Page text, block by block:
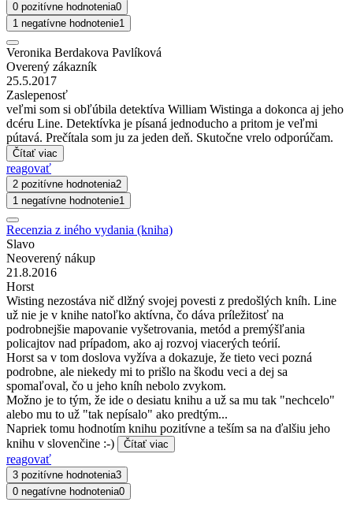
0 pozitívne hodnotenia0
1 negatívne hodnotenie1
Veronika Berdakova Pavlíková
Overený zákazník
25.5.2017
Zaslepenosť
veľmi som si obľúbila detektíva William Wistinga a dokonca aj jeho
dcéru Line. Detektívka je písaná jednoducho a pritom je veľmi
pútavá. Prečítala som ju za jeden deň. Skutočne vrelo odporúčam.
Čítať viac
reagovať
2 pozitívne hodnotenia2
1 negatívne hodnotenie1
Recenzia z iného vydania (kniha)
Slavo
Neoverený nákup
21.8.2016
Horst
Wisting nezostáva nič dlžný svojej povesti z predošlých kníh. Line
už nie je v knihe natoľko aktívna, čo dáva príležitosť na
podrobnejšie mapovanie vyšetrovania, metód a premýšľania
policajtov nad prípadom, ako aj rozvoj viacerých teórií.
Horst sa v tom doslova vyžíva a dokazuje, že tieto veci pozná
podrobne, ale niekedy mi to prišlo na škodu veci a dej sa
spomaľoval, čo u jeho kníh nebolo zvykom.
Možno je to tým, že ide o desiatu knihu a už sa mu tak "nechcelo"
alebo mu to už "tak nepísalo" ako predtým...
Napriek tomu hodnotím knihu pozitívne a teším sa na ďalšiu jeho
knihu v slovenčine :-)
Čítať viac
reagovať
3 pozitívne hodnotenia3
0 negatívne hodnotenia0